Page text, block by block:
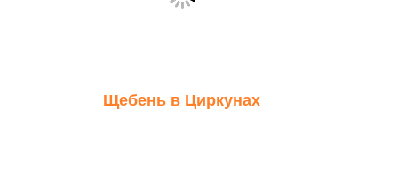
Щебень в Циркунах